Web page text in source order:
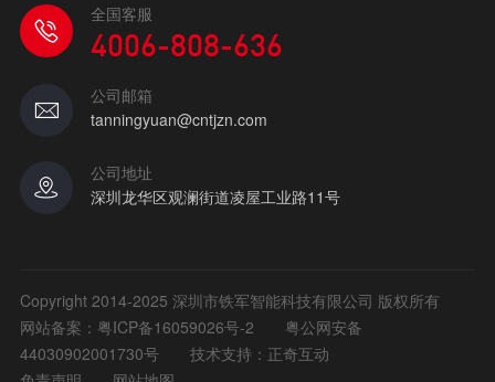
全国客服
4006-808-636
公司邮箱
tanningyuan@cntjzn.com
公司地址
深圳龙华区观澜街道凌屋工业路11号
Copyright 2014-2025 深圳市铁军智能科技有限公司 版权所有
网站备案： 粤ICP备16059026号-2
粤公网安备
44030902001730号
技术支持：正奇互动